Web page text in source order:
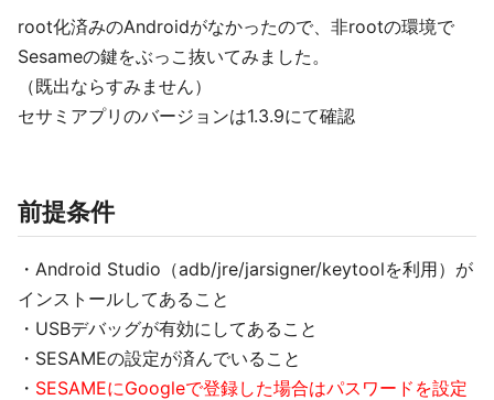
root化済みのAndroidがなかったので、非rootの環境で
Sesameの鍵をぶっこ抜いてみました。
（既出ならすみません）
セサミアプリのバージョンは1.3.9にて確認
前提条件
・Android Studio（adb/jre/jarsigner/keytoolを利用）が
インストールしてあること
・USBデバッグが有効にしてあること
・SESAMEの設定が済んでいること
・ SESAMEにGoogleで登録した場合はパスワードを設定